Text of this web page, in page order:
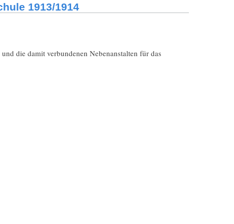
1913/1914
die damit verbundenen Nebenanstalten für das